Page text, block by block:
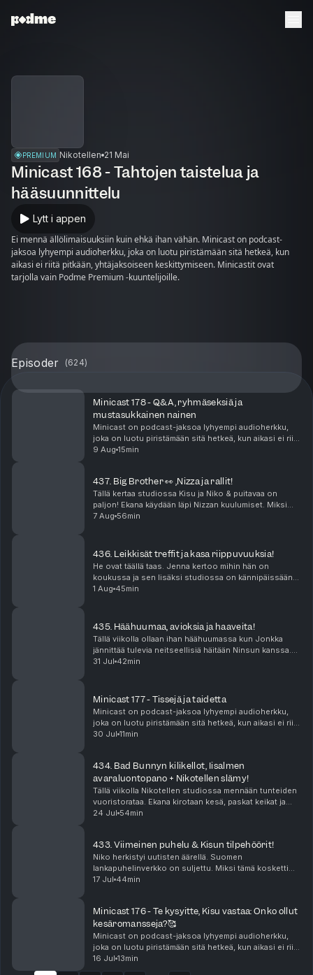
PREMIUM Nikotellen 21 Mai
Minicast 168 - Tahtojen taistelua ja
hääsuunnittelu
Lytt i appen
Ei mennä ällölimaisuuksiin kuin ehkä ihan vähän. Minicast on podcast-
jaksoa lyhyempi audioherkku, joka on luotu piristämään sitä hetkeä, kun
aikasi ei riitä pitkään, yhtäjaksoiseen keskittymiseen. Minicastit ovat
tarjolla vain Podme Premium -kuuntelijoille.
Episoder (624)
Minicast 178 - Q&A, ryhmäseksiä ja
mustasukkainen nainen
Minicast on podcast-jaksoa lyhyempi audioherkku,
joka on luotu piristämään sitä hetkeä, kun aikasi ei riitä
pitkään, yhtäjaksoiseen keskittymiseen. Minicastit
9 Aug 15min
437. Big Brother 👀 ,Nizza ja rallit!
Tällä kertaa studiossa Kisu ja Niko & puitavaa on
paljon! Ekana käydään läpi Nizzan kuulumiset. Miksi
kukaan ei lähesty meitä edes Ranskassa? Missä
7 Aug 56min
436. Leikkisät treffit ja kasa riippuvuuksia!
He ovat täällä taas. Jenna kertoo mihin hän on
koukussa ja sen lisäksi studiossa on kännipäissään
lyöty 500€ veto. Mutta mistä? Niko suuntasi tutun
1 Aug 45min
435. Häähuumaa, avioksia ja haaveita!
Tällä viikolla ollaan ihan häähuumassa kun Jonkka
jännittää tulevia neitseellisiä häitään Ninsun kanssa.
Miten häät onkaan paisuneet sellaiseksi että näistä
31 Jul 42min
Minicast 177 - Tissejä ja taidetta
Minicast on podcast-jaksoa lyhyempi audioherkku,
joka on luotu piristämään sitä hetkeä, kun aikasi ei riitä
pitkään, yhtäjaksoiseen keskittymiseen. Minicastit
30 Jul 11min
434. Bad Bunnyn kilikellot, Iisalmen
avaraluontopano + Nikotellen slämy!
Tällä viikolla Nikotellen studiossa mennään tunteiden
vuoristorataa. Ekana kirotaan kesä, paskat keikat ja
sitten Bad Bunnyn tiktokit vie mennessään! Katja on
24 Jul 54min
433. Viimeinen puhelu & Kisun tilpehöörit!
Niko herkistyi uutisten äärellä. Suomen
lankapuhelinverkko on suljettu. Miksi tämä kosketti
niin suuresti? Jenna nukkui elämänsä parhaat
17 Jul 44min
Minicast 176 - Te kysyitte, Kisu vastaa: Onko ollut
kesäromansseja?🥰
Minicast on podcast-jaksoa lyhyempi audioherkku,
joka on luotu piristämään sitä hetkeä, kun aikasi ei riitä
pitkään, yhtäjaksoiseen keskittymiseen. Minicastit
ovat tarjolla vain Podme Premium -kuunt...
16 Jul 13min